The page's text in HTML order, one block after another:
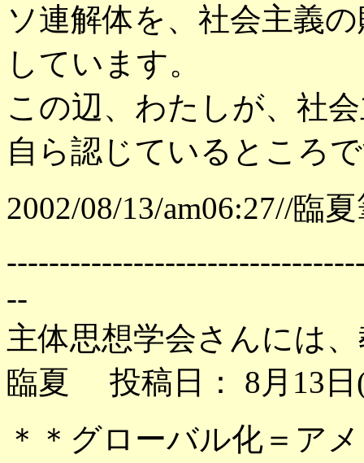
ソ連解体を、社会主義
しています。
この辺、わたしが、社
自ら認じているところ
2002/08/13/am06:27//臨
--
主体思想学会さんには
臨夏 投稿日： 8月13日
＊＊グローバル化＝ア